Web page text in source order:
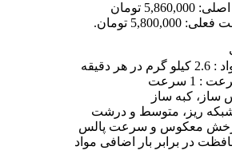
قیمت اصلی: 5,860,000 تومان
5,800,000 تومان.
دقیقه
1 سرعت
کبه ساز
معکوس و سرعت پالس
در برابر بار اضافی مواد